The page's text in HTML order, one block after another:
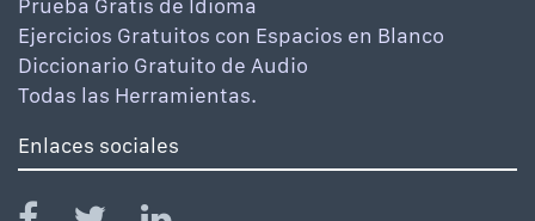
Prueba Gratis de Idioma
Ejercicios Gratuitos con Espacios en Blanco
Diccionario Gratuito de Audio
Todas las Herramientas.
Enlaces sociales